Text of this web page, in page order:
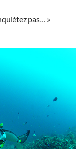
pas… »